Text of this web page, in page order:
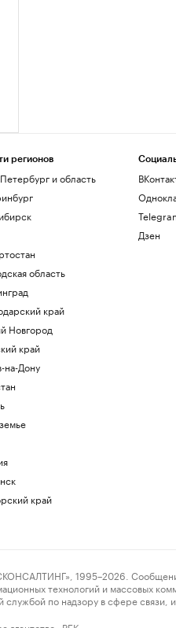
регионов
и область
область
край
Новгород
край
на-Дону
край
Дзен
1995–2026. Сообщения и
технологий и массовых
по надзору в сфере